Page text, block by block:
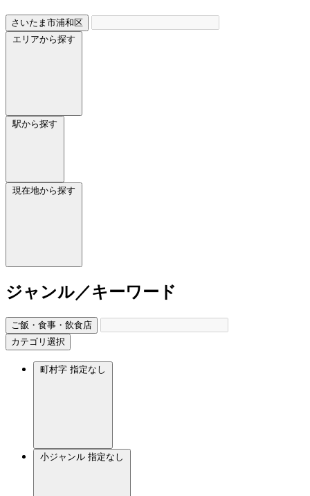
さいたま市浦和区
エリアから探す
駅から探す
現在地から探す
ジャンル／キーワード
ご飯・食事・飲食店
カテゴリ選択
町村字 指定なし
小ジャンル 指定なし